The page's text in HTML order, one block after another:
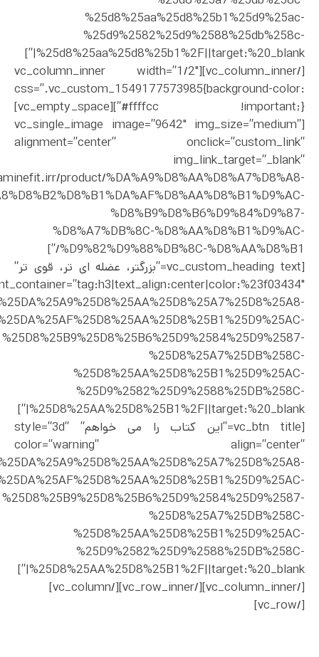
%25d8%25aa%25d8%25b1%25d9%25ac-
%25d9%2582%25d9%2588%25db%258c-
%25d8%25aa%25d8%25b1%2F||target:%20_blank|”]
[/vc_column_inner][vc_column_inner width=”1/2″
css=”.vc_custom_1549177573985{background-color:
#ffffcc !important;}”][vc_empty_space]
[vc_single_image image=”9642″ img_size=”medium”
alignment=”center” onclick=”custom_link”
img_link_target=”_blank”
product/%DA%A9%D8%AA%D8%A7%D8%A8-
%D8%B9%D8%B6%D9%84%D9%87-
%D8%A7%DB%8C-%D8%AA%D8%B1%D9%AC-
%D9%82%D9%88%DB%8C-%D8%AA%D8%B1/”]
[vc_custom_heading text=”بزرگتر، عضله ای تر، قوی تر”
%25D8%25B9%25D8%25B6%25D9%2584%25D9%2587-
%25D8%25A7%25DB%258C-
%25D8%25AA%25D8%25B1%25D9%25AC-
%25D9%2582%25D9%2588%25DB%258C-
%25D8%25AA%25D8%25B1%2F||target:%20_blank|”]
[vc_btn title=”این کتاب را می خواهم” style=”3d”
color=”warning” align=”center”
%25D8%25B9%25D8%25B6%25D9%2584%25D9%2587-
%25D8%25A7%25DB%258C-
%25D8%25AA%25D8%25B1%25D9%25AC-
%25D9%2582%25D9%2588%25DB%258C-
%25D8%25AA%25D8%25B1%2F||target:%20_blank|”]
[/vc_column_inner][/vc_row_inner][/vc_column]
[/vc_row]